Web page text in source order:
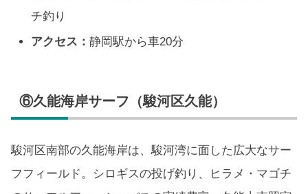
チ釣り
アクセス：静岡駅から車20分
⑥久能海岸サーフ（駿河区久能）
駿河区南部の久能海岸は、駿河湾に面した広大なサー
フフィールド。シロギスの投げ釣り、ヒラメ・マゴチ